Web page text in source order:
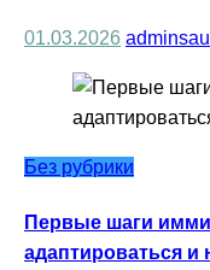
01.03.2026
Без рубрики
Первые шаги
адаптироваться и